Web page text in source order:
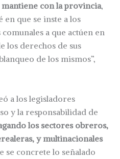
con la provincia,
en que se inste a los
a que actúen en
los derechos de sus
de los mismos”,
a los legisladores
y la responsabilidad de
los sectores obreros,
y multinacionales
se concrete lo señalado